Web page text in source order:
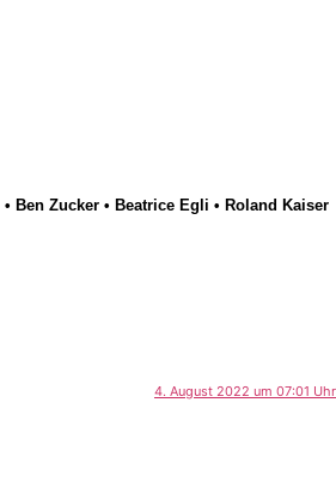
• Ben Zucker • Beatrice Egli • Roland Kaiser
4. August 2022 um 07:01 Uhr